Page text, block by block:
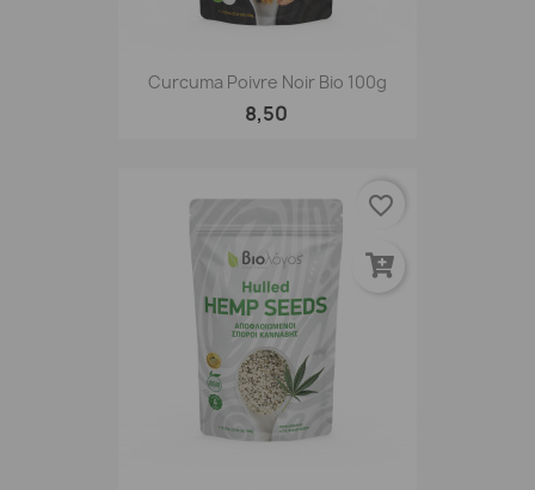
Curcuma Poivre Noir Bio 100g
8,50
favorite_border